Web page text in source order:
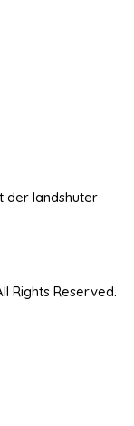
der landshuter
Rights Reserved.